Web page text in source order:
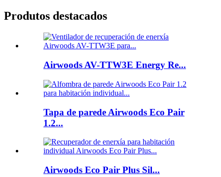
Produtos destacados
Airwoods AV-TTW3E Energy Re...
Tapa de parede Airwoods Eco Pair
1.2...
Airwoods Eco Pair Plus Sil...